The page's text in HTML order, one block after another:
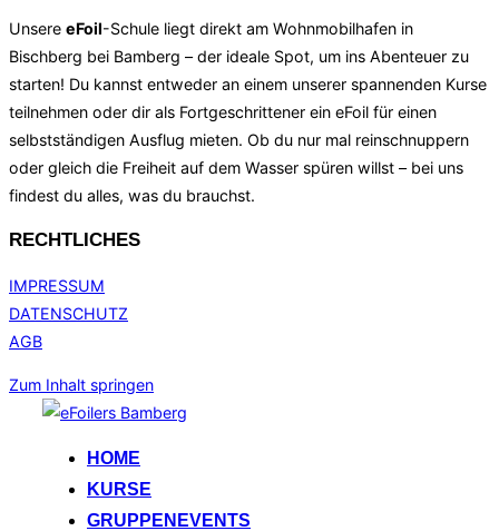
Unsere eFoil-Schule liegt direkt am Wohnmobilhafen in
Bischberg bei Bamberg – der ideale Spot, um ins Abenteuer zu
starten! Du kannst entweder an einem unserer spannenden Kurse
teilnehmen oder dir als Fortgeschrittener ein eFoil für einen
selbstständigen Ausflug mieten. Ob du nur mal reinschnuppern
oder gleich die Freiheit auf dem Wasser spüren willst – bei uns
findest du alles, was du brauchst.
RECHTLICHES
IMPRESSUM
DATENSCHUTZ
AGB
Zum Inhalt springen
HOME
KURSE
GRUPPENEVENTS